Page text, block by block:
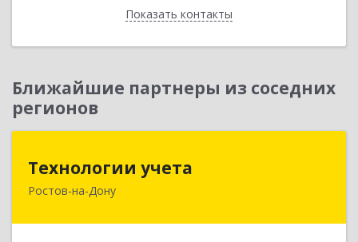
Показать контакты
Назад
Ближайшие партнеры из соседних
регионов
Технологии учета
Ростов-на-Дону
344064, Ростовская обл, Ростов-на-Дону г,